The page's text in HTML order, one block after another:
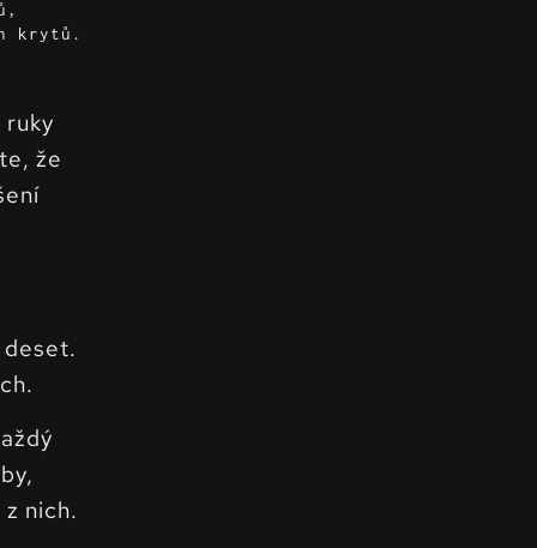
krytů.
ruky
že
deset.
nich.